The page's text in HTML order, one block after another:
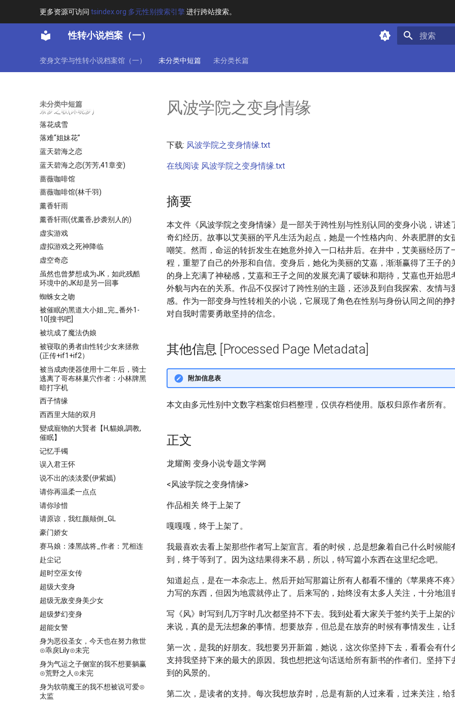
更多资源可访问 tsindex.org 多元性别搜索引擎进行跨站搜索。
性转小说档案（一）
变身文学与性转小说档案馆（一） 未分类中短篇 未分类长篇
未分类中短篇
荣华富贵
荻荻公主
莉莉斯的女儿(王莉)
莉莉斯的女儿（三部曲之一）
萦梦之歌(沐晓梦)
落花成雪
落难“姐妹花”
蓝天碧海之恋
蓝天碧海之恋(芳芳,41章变)
蔷薇咖啡馆
蔷薇咖啡馆(林千羽)
薰香轩雨
薰香轩雨(优薰香,抄袭别人的)
虚实游戏
虚拟游戏之死神降临
虚空奇恋
虽然也曾梦想成为JK，如此残酷
环境中的JK却是另一回事
蜘蛛女之吻
被催眠的黑道大小姐_完_番外1-
10[搜书吧]
被坑成了魔法伪娘
被寝取的勇者由性转少女来拯救
(正传+if1+if2）
被当成肉便器使用十二年后，骑士
逃离了哥布林巢穴作者：小林牌黑
暗打字机
西子情缘
西西里大陆的双月
變成寵物的大賢者【H,貓娘,調教,
催眠】
记忆手镯
误入君王怀
说不出的淡淡爱(伊紫嫣)
请你再温柔一点点
请你珍惜
请原谅，我红颜颠倒_GL
豪门娇女
赛马娘：漆黑战将_作者：咒相连
赴尘记
超时空巫女传
超级大变身
超级无敌变身美少女
超级梦幻变身
超能女警
身为恶役圣女，今天也在努力救世
⊙乖戾Lily⊙未完
身为气运之子侧室的我不想要躺赢
⊙荒野之人⊙未完
身为软萌魔王的我不想被说可爱⊙
太监
风波学院之变身情缘
下载: 风波学院之变身情缘.txt
在线阅读 风波学院之变身情缘.txt
摘要
本文件《风波学院之变身情缘》是一部关于跨性别与性别认同的变身小说，讲述
奇幻经历。故事以艾美丽的平凡生活为起点，她是一个性格内向、外表肥胖的女
嘲笑。然而，命运的转折发生在她意外掉入一口枯井后。在井中，艾美丽经历了
程，重塑了自己的外形和自信。变身后，她化为美丽的艾嘉，渐渐赢得了王子的
的身上充满了神秘感，艾嘉和王子之间的发展充满了暧昧和期待，艾嘉也开始思
外貌与内在的关系。作品不仅探讨了跨性别的主题，还涉及到自我探索、友情与
感。作为一部变身与性转相关的小说，它展现了角色在性别与身份认同之间的挣
对自我时需要勇敢坚持的信念。
其他信息 [Processed Page Metadata]
附加信息表
本文由多元性别中文数字档案馆归档整理，仅供存档使用。版权归原作者所有。
正文
龙耀阁 变身小说专题文学网
<风波学院之变身情缘>
作品相关 终于上架了
嘎嘎嘎，终于上架了。
我最喜欢去看上架那些作者写上架宣言。看的时候，总是想象着自己什么时候能
到，终于等到了。因为这结果得来不易，所以，特写篇小东西在这里纪念吧。
知道起点，是在一本杂志上。然后开始写那篇让所有人都看不懂的《苹果疼不疼
力写的东西，但因为地震就停止了。后来写的，始终没有太多人关注，十分地沮
写《风》时写到几万字时几次都坚持不下去。我到处看大家关于签约关于上架的
来说，真的是无法想象的事情。想要放弃，但总是在放弃的时候有事情发生，让
第一次，是我的好朋友。我想要另开新篇，她说，这次你坚持下去，看看会有什
支持我坚持下来的最大的原因。我也想把这句话送给所有新书的作者们。坚持下
到的风景的。
第二次，是读者的支持。每次我想放弃时，总是有新的人过来看，过来关注，给